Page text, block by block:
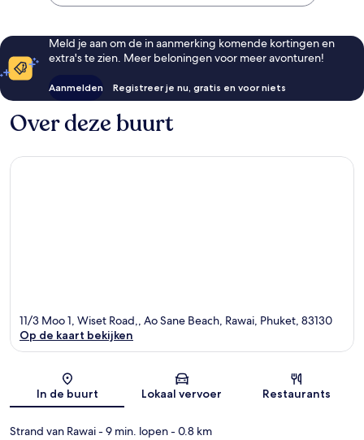
Meld je aan om de in aanmerking komende kortingen en
extra's te zien. Meer beloningen voor meer avonturen!
Aanmelden Registreer je nu, gratis en voor niets
Over deze buurt
Kaart
11/3 Moo 1, Wiset Road,, Ao Sane Beach, Rawai, Phuket, 83130
Op de kaart bekijken
In de buurt Lokaal vervoer Restaurants
Strand van Rawai- 9 min. lopen- 0.8 km